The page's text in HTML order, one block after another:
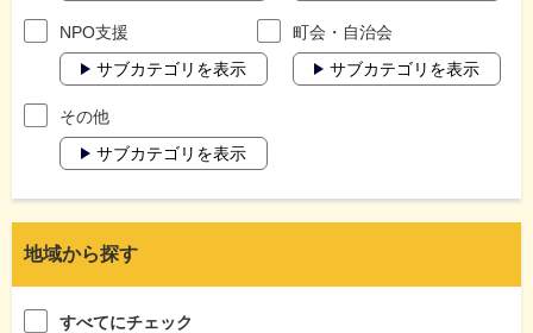
NPO支援
サブカテゴリを表示
町会・自治会
サブカテゴリを表示
その他
サブカテゴリを表示
地域から探す
すべてにチェック